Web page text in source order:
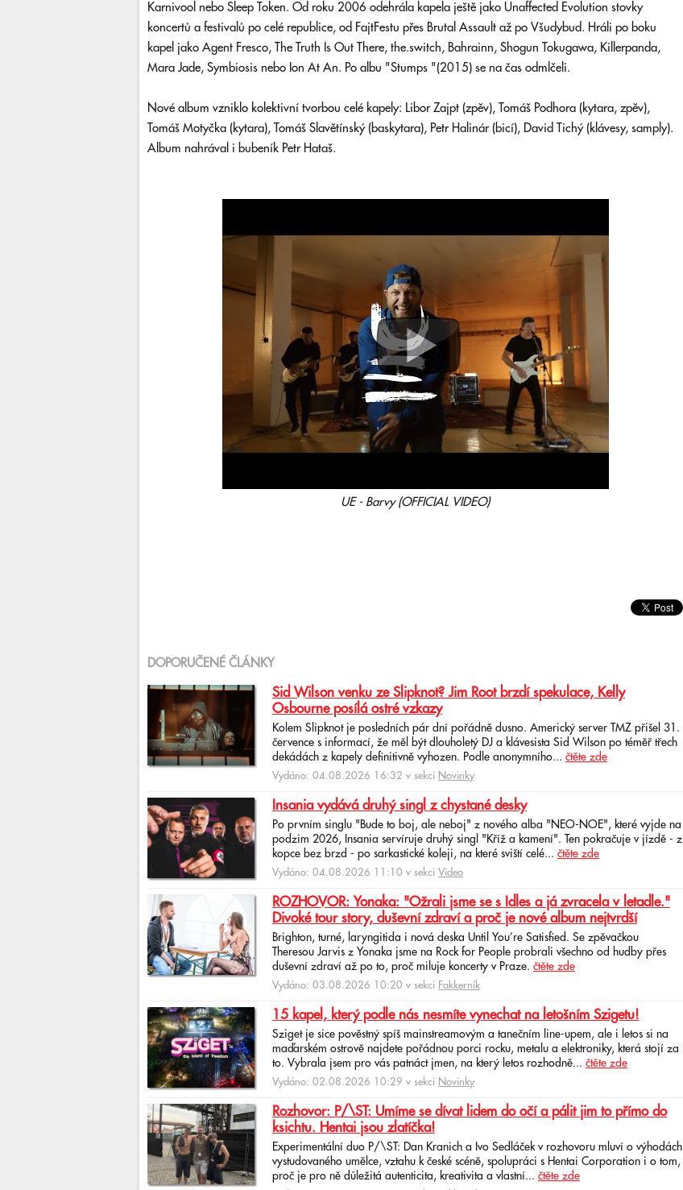
Karnivool nebo Sleep Token. Od roku 2006 odehrála kapela ještě jako Unaffected Evolution stovky
koncertů a festivalů po celé republice, od FajtFestu přes Brutal Assault až po Všudybud. Hráli po boku
kapel jako Agent Fresco, The Truth Is Out There, the.switch, Bahrainn, Shogun Tokugawa, Killerpanda,
Mara Jade, Symbiosis nebo Ion At An. Po albu "Stumps "(2015) se na čas odmlčeli.
Nové album vzniklo kolektivní tvorbou celé kapely: Libor Zajpt (zpěv), Tomáš Podhora (kytara, zpěv),
Tomáš Motyčka (kytara), Tomáš Slavětínský (baskytara), Petr Halinár (bicí), David Tichý (klávesy, samply).
Album nahrával i bubeník Petr Hataš.
UE - Barvy (OFFICIAL VIDEO)
DOPORUČENÉ ČLÁNKY
Sid Wilson venku ze Slipknot? Jim Root brzdí spekulace, Kelly
Osbourne posílá ostré vzkazy
Kolem Slipknot je posledních pár dní pořádně dusno. Americký server TMZ přišel 31.
července s informací, že měl být dlouholetý DJ a klávesista Sid Wilson po téměř třech
dekádách z kapely definitivně vyhozen. Podle anonymního... čtěte zde
Vydáno: 04.08.2026 16:32 v sekci Novinky
Insania vydává druhý singl z chystané desky
Po prvním singlu "Bude to boj, ale neboj" z nového alba "NEO-NOE", které vyjde na
podzim 2026, Insania servíruje druhý singl "Kříž a kamení". Ten pokračuje v jízdě - z
kopce bez brzd - po sarkastické koleji, na které sviští celé... čtěte zde
Vydáno: 04.08.2026 11:10 v sekci Video
ROZHOVOR: Yonaka: "Ožrali jsme se s Idles a já zvracela v letadle."
Divoké tour story, duševní zdraví a proč je nové album nejtvrdší
Brighton, turné, laryngitida i nová deska Until You’re Satisfied. Se zpěvačkou
Theresou Jarvis z Yonaka jsme na Rock for People probrali všechno od hudby přes
duševní zdraví až po to, proč miluje koncerty v Praze. čtěte zde
Vydáno: 03.08.2026 10:20 v sekci Fakkerník
15 kapel, který podle nás nesmíte vynechat na letošním Szigetu!
Sziget je sice pověstný spíš mainstreamovým a tanečním line-upem, ale i letos si na
maďarském ostrově najdete pořádnou porci rocku, metalu a elektroniky, která stojí za
to. Vybrala jsem pro vás patnáct jmen, na který letos rozhodně... čtěte zde
Vydáno: 02.08.2026 10:29 v sekci Novinky
Rozhovor: P/\ST: Umíme se dívat lidem do očí a pálit jim to přímo do
ksichtu. Hentai jsou zlatíčka!
Experimentální duo P/\ST: Dan Kranich a Ivo Sedláček v rozhovoru mluví o výhodách
vystudovaného umělce, vztahu k české scéně, spolupráci s Hentai Corporation i o tom,
proč je pro ně důležitá autenticita, kreativita a vlastní... čtěte zde